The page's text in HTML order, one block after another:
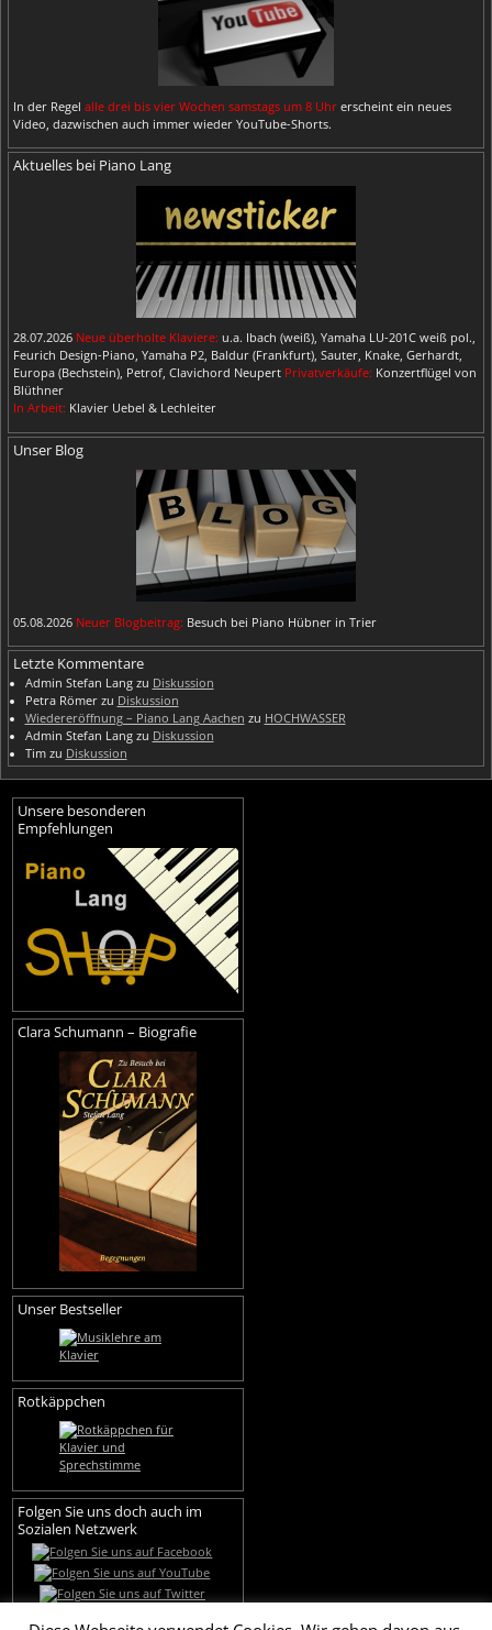
In der Regel alle drei bis vier Wochen samstags um 8 Uhr erscheint ein neues
Video, dazwischen auch immer wieder YouTube-Shorts.
Aktuelles bei Piano Lang
28.07.2026 Neue überholte Klaviere: u.a. Ibach (weiß), Yamaha LU-201C weiß pol.,
Feurich Design-Piano, Yamaha P2, Baldur (Frankfurt), Sauter, Knake, Gerhardt,
Europa (Bechstein), Petrof, Clavichord Neupert Privatverkäufe: Konzertflügel von
Blüthner
In Arbeit: Klavier Uebel & Lechleiter
Unser Blog
05.08.2026 Neuer Blogbeitrag: Besuch bei Piano Hübner in Trier
Letzte Kommentare
Admin Stefan Langzu Diskussion
Petra Römerzu Diskussion
Wiedereröffnung – Piano Lang Aachen zu HOCHWASSER
Admin Stefan Langzu Diskussion
Timzu Diskussion
Unsere besonderen
Empfehlungen
Clara Schumann – Biografie
Unser Bestseller
Rotkäppchen
Folgen Sie uns doch auch im
Sozialen Netzwerk